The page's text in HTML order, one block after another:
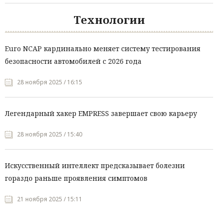
Технологии
Euro NCAP кардинально меняет систему тестирования
безопасности автомобилей с 2026 года
28 ноября 2025 / 16:15
Легендарный хакер EMPRESS завершает свою карьеру
28 ноября 2025 / 15:40
Искусственный интеллект предсказывает болезни
гораздо раньше проявления симптомов
21 ноября 2025 / 15:11